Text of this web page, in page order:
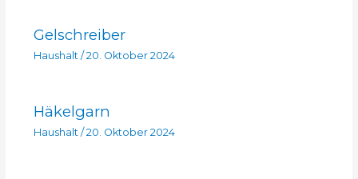
Gelschreiber
Haushalt / 20. Oktober 2024
Häkelgarn
Haushalt /20. Oktober 2024